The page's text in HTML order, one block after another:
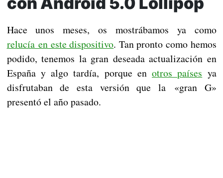
Hace unos meses, os mostrábamos ya como
relucía en este dispositivo. Tan pronto como hemos
podido, tenemos la gran deseada actualización en
España y algo tardía, porque en otros países ya
disfrutaban de esta versión que la «gran G»
presentó el año pasado.